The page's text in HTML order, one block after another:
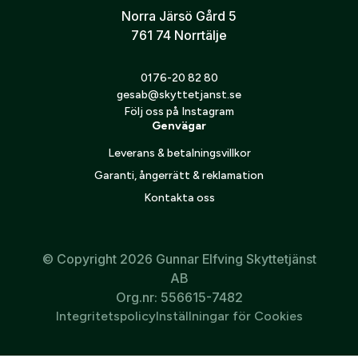
Norra Järsö Gård 5
761 74 Norrtälje
0176-20 82 80
gesab@skyttetjanst.se
Följ oss på Instagram
Genvägar
Leverans & betalningsvillkor
Garanti, ångerrätt & reklamation
Kontakta oss
© Copyright 2026 Gunnar Elfving Skyttetjänst
AB
Org.nr: 556615-7482
IntegritetspolicyInställningar för Cookies